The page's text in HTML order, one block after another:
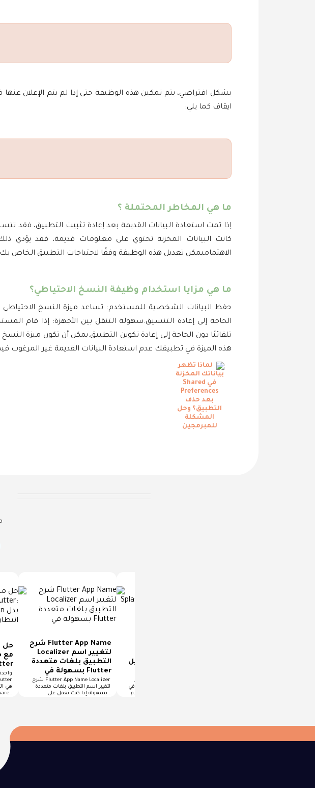
بشكل افتراضي، يتم تمكين هذه الوظيفة حتى إذا لم يتم الإعلان
ايقاف كما يلي:
ما هي المخاطر المحتملة ؟
إذا تمت استعادة البيانات القديمة بعد إعادة تثبيت التطبيق، فقد
كانت البيانات المخزنة تحتوي على معلومات قديمة، فقد
الاهتماميمكن تعديل هذه الوظيفة وفقًا لاحتياجات التطبيق الخاص
ما هي مزايا استخدام وظيفة النسخ الاحتياطي؟
حفظ البيانات الشخصية للمستخدم: تساعد ميزة النسخ
الحاجة إلى إعادة التنسيق.سهولة التنقل بين الأجهزة: إذا قام
هذه الميزة في تطبيقك عدم استعادة البيانات القديمة غير
الجمود في بداية تشغيل
المزعجة في Flutter على Android 12
شرح Flutter App Name
Localizer لتغيير اسم
التطبيق بلغات متعددة
بسهولة في Flutter
شرح Flutter App Name Localizer
لتغيير اسم التطبيق بلغات متعددة
بسهولة إذا كنت تعمل على…
حل